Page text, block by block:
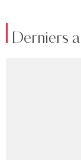
Derniers